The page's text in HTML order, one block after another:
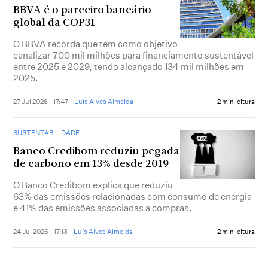
BBVA é o parceiro bancário
global da COP31
O BBVA recorda que tem como objetivo
canalizar 700 mil milhões para financiamento sustentável
entre 2025 e 2029, tendo alcançado 134 mil milhões em
2025.
27 Jul 2026 - 17:47 Luís Alves Almeida 2 min leitura
SUSTENTABILIDADE
Banco Credibom reduziu pegada
de carbono em 13% desde 2019
O Banco Credibom explica que reduziu
63% das emissões relacionadas com consumo de energia
e 41% das emissões associadas a compras.
24 Jul 2026 - 17:13 Luís Alves Almeida 2 min leitura